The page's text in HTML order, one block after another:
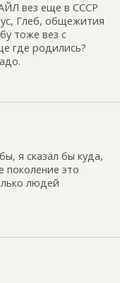
вез еще в СССР
Глеб, общежития
тоже вез с
где родились?
я сказал бы куда,
это
людей